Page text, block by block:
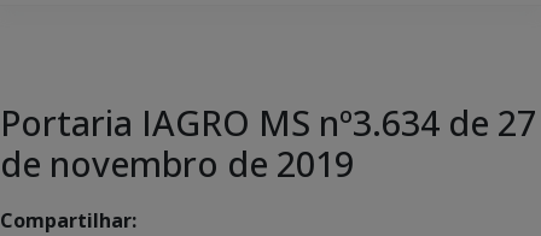
Portaria IAGRO MS nº3.634 de 27
de novembro de 2019
Compartilhar: